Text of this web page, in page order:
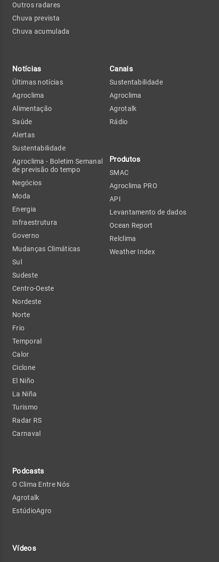
Outros radares
Chuva prevista
Chuva acumulada
Notícias
Últimas notícias
Agroclima
Alimentação
Saúde
Alertas
Sustentabilidade
Agroclima - Boletim Semanal
de previsão do tempo
Negócios
Moda
Energia
Infraestrutura
Governo
Mudanças Climáticas
Sul
Sudeste
Centro-Oeste
Nordeste
Norte
Frio
Temporal
Calor
Ciclone
El Niño
La Niña
Turismo
Radar RS
Carnaval
Podcasts
O Clima Entre Nós
Agrotalk
EstúdioAgro
Vídeos
Canais
Sustentabilidade
Agroclima
Agrotalk
Rádio
Produtos
SMAC
Agroclima PRO
API
Levantamento de dados
Ocean Report
Relclima
Weather Index